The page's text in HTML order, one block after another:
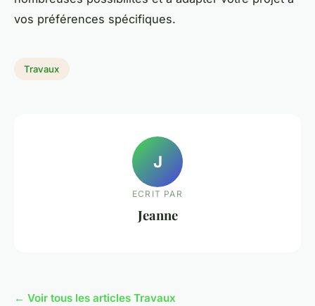
vos préférences spécifiques.
Travaux
J
ECRIT PAR
Jeanne
← Voir tous les articles Travaux